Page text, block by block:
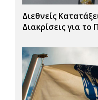
Διεθνείς
Διακρίσεις για το